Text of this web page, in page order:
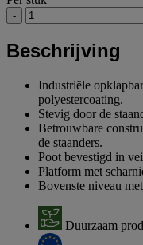
-
Beschrijving
Industriële
polyestercoating.
Stevig door de
Betrouwbare
de staanders.
Poot bevestigd in
Platform met
Bovenste niveau
Duurzaam